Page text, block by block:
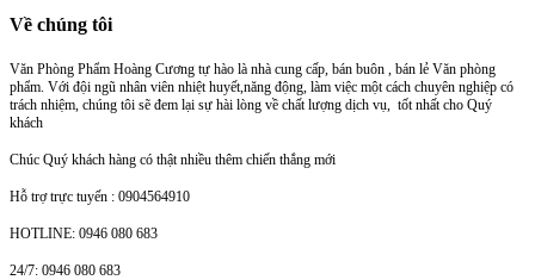
Về chúng tôi
Văn Phòng Phẩm Hoàng Cương tự hào là nhà cung cấp, bán buôn , bán lẻ Văn phòng
phẩm. Với đội ngũ nhân viên nhiệt huyết,năng động, làm việc một cách chuyên nghiệp có
trách nhiệm, chúng tôi sẽ đem lại sự hài lòng về chất lượng dịch vụ, tốt nhất cho Quý
khách
Chúc Quý khách hàng có thật nhiều thêm chiến thắng mới
Hỗ trợ trực tuyến : 0904564910
HOTLINE: 0946 080 683
24/7: 0946 080 683